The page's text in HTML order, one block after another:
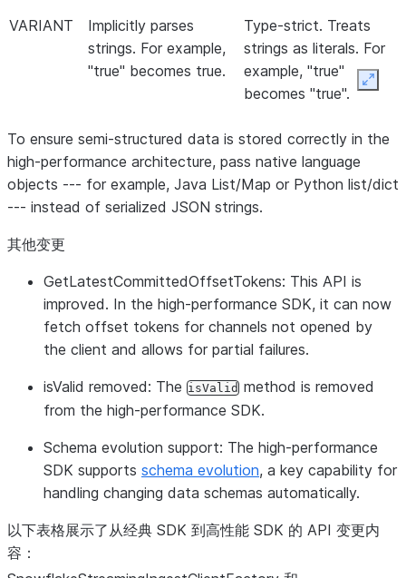
VARIANT
Implicitly parses
strings. For example,
"true" becomes true.
Type-strict. Treats
strings as literals. For
example, "true"
becomes "true".
To ensure semi-structured data is stored correctly in the
high-performance architecture, pass native language
objects --- for example, Java List/Map or Python list/dict
--- instead of serialized JSON strings.
其他变更
GetLatestCommittedOffsetTokens: This API is
improved. In the high-performance SDK, it can now
fetch offset tokens for channels not opened by
the client and allows for partial failures.
isValid removed: The isValid method is removed
from the high-performance SDK.
Schema evolution support: The high-performance
SDK supports schema evolution, a key capability for
handling changing data schemas automatically.
以下表格展示了从经典 SDK 到高性能 SDK 的 API 变更内
容：